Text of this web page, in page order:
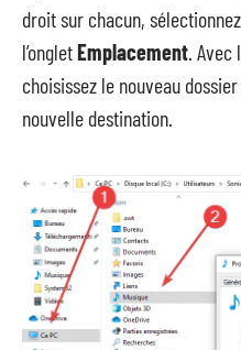
droit sur chacun, sélectionnez
l’ongletEmplacement .
choisissez le nouveau
nouvelle destination.